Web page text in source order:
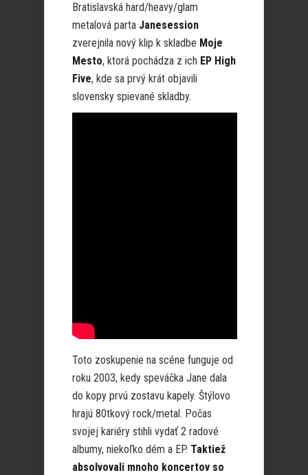
Bratislavská hard/heavy/glam
metalová parta Janesession
zverejnila nový klip k skladbe Moje
Mesto, ktorá pochádza z ich EP High
Five, kde sa prvý krát objavili
slovensky spievané skladby.
Toto zoskupenie na scéne funguje od
roku 2003, kedy speváčka Jane dala
do kopy prvú zostavu kapely. Štýlovo
hrajú 80tkový rock/metal. Počas
svojej kariéry stihli vydať 2 radové
albumy, niekoľko dém a EP. Taktiež
absolvovali mnoho koncertov so